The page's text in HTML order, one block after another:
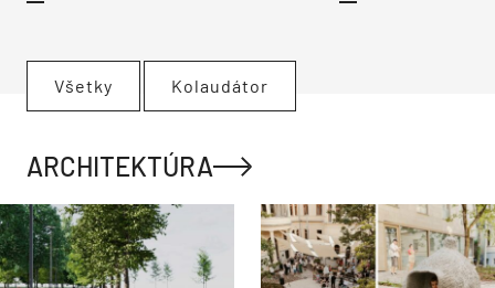
Všetky Kolaudátor
ARCHITEKTÚRA